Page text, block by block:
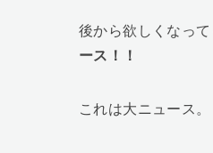
後から欲しくなっ
ース！！
これは大ニュース。